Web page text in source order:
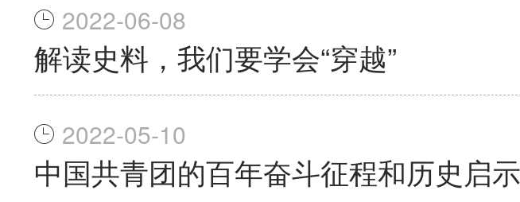
2022-06-08
解读史料，我们要学会“穿越”
2022-05-10
中国共青团的百年奋斗征程和历史启示